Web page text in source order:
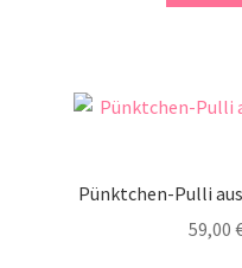
Pünktchen-Pulli
59,00